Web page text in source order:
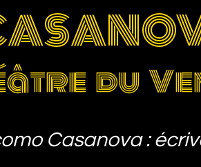
du
Casanova :